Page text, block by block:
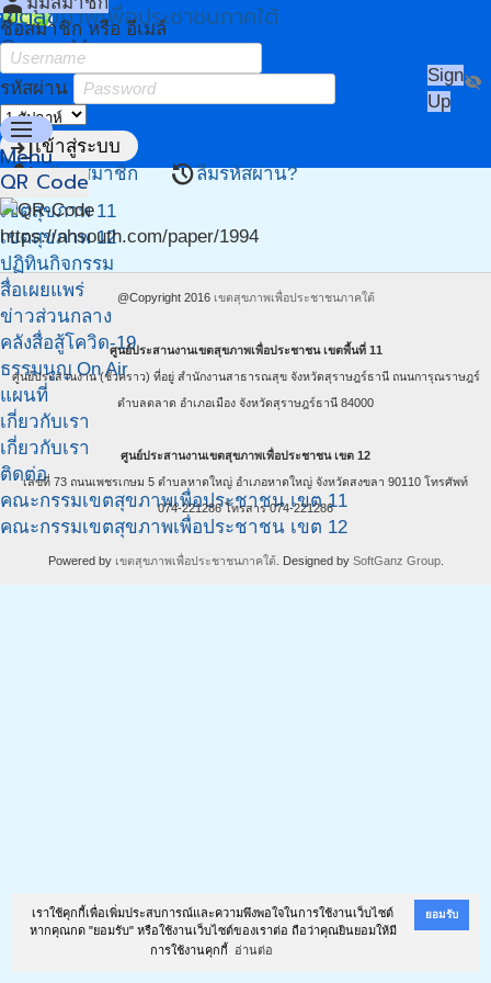
เราใช้คุกกี้เพื่อเพิ่มประสบการณ์และความพึงพอใจในการใช้งานเว็บไซต์
หากคุณกด "ยอมรับ" หรือใช้งานเว็บไซต์ของเราต่อ ถือว่าคุณยินยอมให้มี
การใช้งานคุกกี้
อ่านต่อ
ยอมรับ
เขตสุขภาพเพื่อประชาชนภาคใต้
Owner Menu
ชื่อสมาชิก หรือ อีเมล์
รหัสผ่าน visibility_off
loginเข้าสู่ระบบ
person_addสมัครสมาชิก restoreลืมรหัสผ่าน?
Sign
Up
menu
Menu
หน้าแรก
เขตสุขภาพ 11
เขตสุขภาพ 12
ปฏิทินกิจกรรม
สื่อเผยแพร่
ข่าวส่วนกลาง
คลังสื่อสู้โควิด-19
ธรรมนูญ On Air
แผนที่
เกี่ยวกับเรา
เกี่ยวกับเรา
ติดต่อ
คณะกรรมเขตสุขภาพเพื่อประชาชน เขต 11
คณะกรรมเขตสุขภาพเพื่อประชาชน เขต 12
QR Code
https://ahsouth.com/paper/1994
@Copyright 2016 เขตสุขภาพเพื่อประชาชนภาคใต้
ศูนย์ประสานงานเขตสุขภาพเพื่อประชาชน เขตพื้นที่ 11
ศูนย์ประสานงาน (ชั่วคราว) ที่อยู่ สำนักงานสาธารณสุข จังหวัดสุราษฎร์ธานี ถนนการุณราษฎร์
ตำบลตลาด อำเภอเมือง จังหวัดสุราษฎร์ธานี 84000
ศูนย์ประสานงานเขตสุขภาพเพื่อประชาชน เขต 12
เลขที่ 73 ถนนเพชรเกษม 5 ตำบลหาดใหญ่ อำเภอหาดใหญ่ จังหวัดสงขลา 90110 โทรศัพท์
074-221286 โทรสาร 074-221286
Powered by เขตสุขภาพเพื่อประชาชนภาคใต้. Designed by SoftGanz Group.